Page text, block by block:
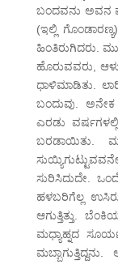
ಬಂದವನು ಅವನ
(ಇಲ್ಲಿ
ಹಿಂತಿರುಗಿದರು.
ಹೊರುವವರು,
ಧಾಳಿಮಾಡಿತು.
ಬಂದುವು.
ಎರಡು
ಬರಡಾಯಿತು.
ಸುರಿಸಿದುದೇ.
ಹಳಬರಿಗೆಲ್ಲ
ಆಗುತ್ತಿತ್ತು.
ಮಧ್ಯಾಹ್ನದ